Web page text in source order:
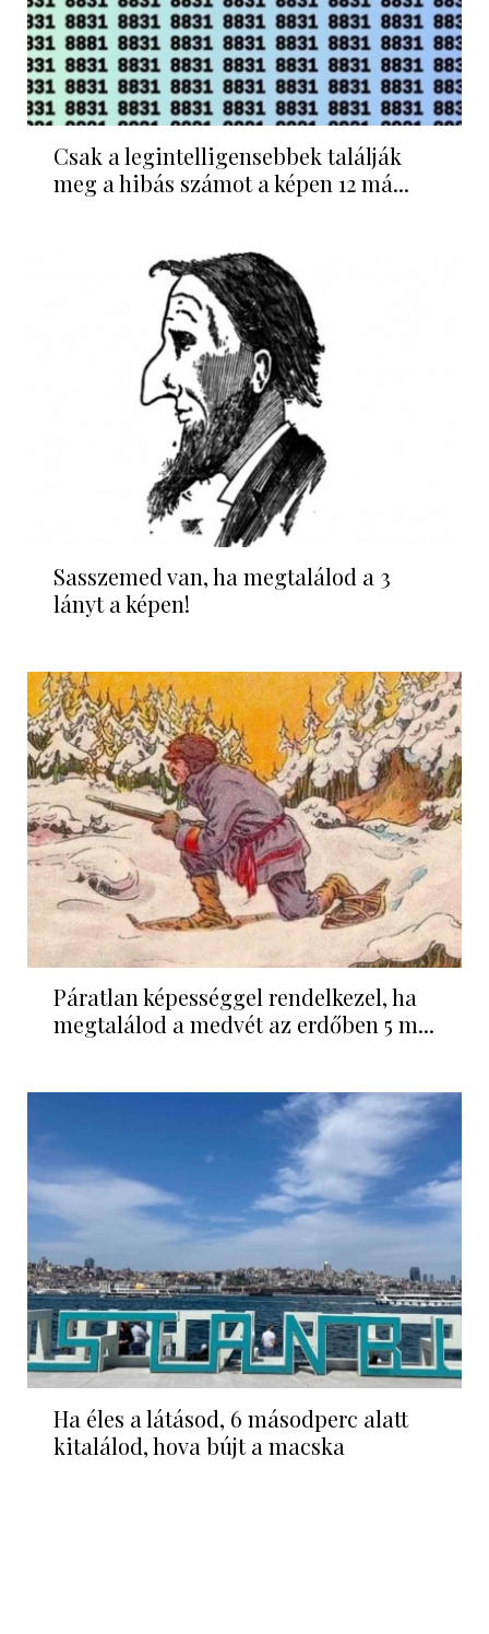
Csak a legintelligensebbek találják
meg a hibás számot a képen 12 má...
Sasszemed van, ha megtalálod a 3
lányt a képen!
Páratlan képességgel rendelkezel, ha
megtalálod a medvét az erdőben 5 m...
Ha éles a látásod, 6 másodperc alatt
kitalálod, hova bújt a macska